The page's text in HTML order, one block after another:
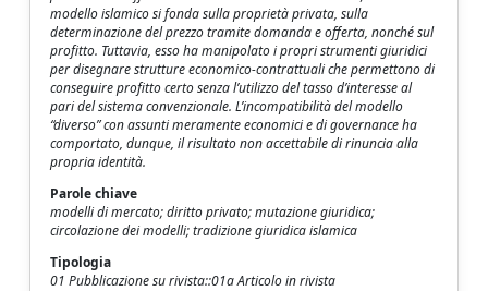
modello islamico si fonda sulla proprietà privata, sulla
determinazione del prezzo tramite domanda e offerta, nonché sul
profitto. Tuttavia, esso ha manipolato i propri strumenti giuridici
per disegnare strutture economico-contrattuali che permettono di
conseguire profitto certo senza l’utilizzo del tasso d’interesse al
pari del sistema convenzionale. L’incompatibilità del modello
“diverso” con assunti meramente economici e di governance ha
comportato, dunque, il risultato non accettabile di rinuncia alla
propria identità.
Parole chiave
modelli di mercato; diritto privato; mutazione giuridica;
circolazione dei modelli; tradizione giuridica islamica
Tipologia
01 Pubblicazione su rivista::01a Articolo in rivista